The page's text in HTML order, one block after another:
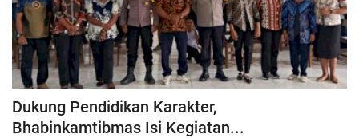
Dukung Pendidikan Karakter,
Bhabinkamtibmas Isi Kegiatan...